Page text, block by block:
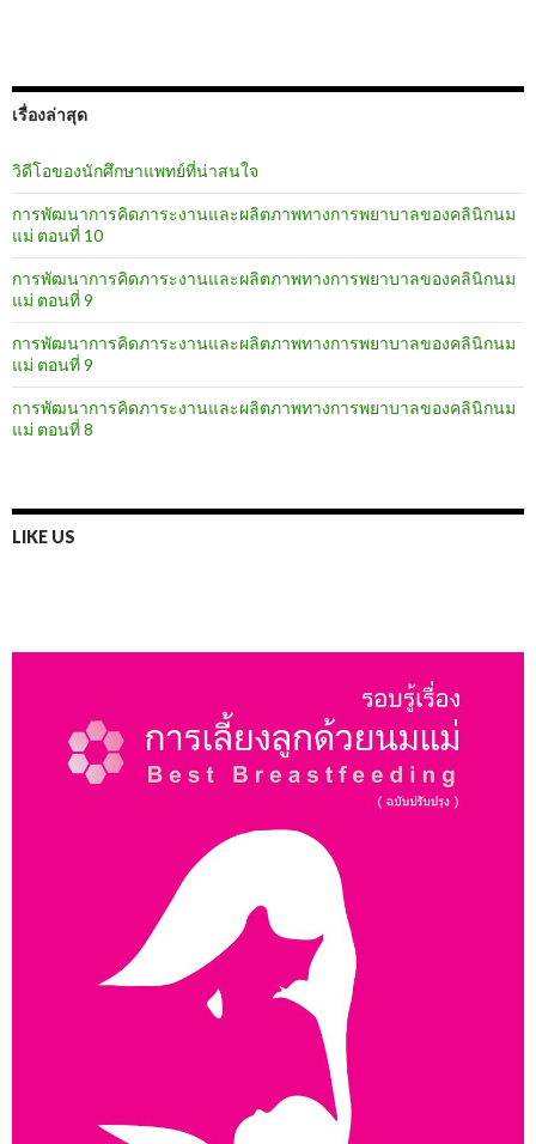
เรื่องล่าสุด
วิดีโอของนักศึกษาแพทย์ที่น่าสนใจ
การพัฒนาการคิดภาระงานและผลิตภาพทางการพยาบาลของคลินิกนม
แม่ ตอนที่ 10
การพัฒนาการคิดภาระงานและผลิตภาพทางการพยาบาลของคลินิกนม
แม่ ตอนที่ 9
การพัฒนาการคิดภาระงานและผลิตภาพทางการพยาบาลของคลินิกนม
แม่ ตอนที่ 9
การพัฒนาการคิดภาระงานและผลิตภาพทางการพยาบาลของคลินิกนม
แม่ ตอนที่ 8
LIKE US